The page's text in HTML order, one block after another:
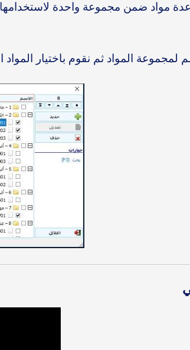
مواد ضمن مجموعة واحدة
لمجموعة المواد ثم نقوم باختيار